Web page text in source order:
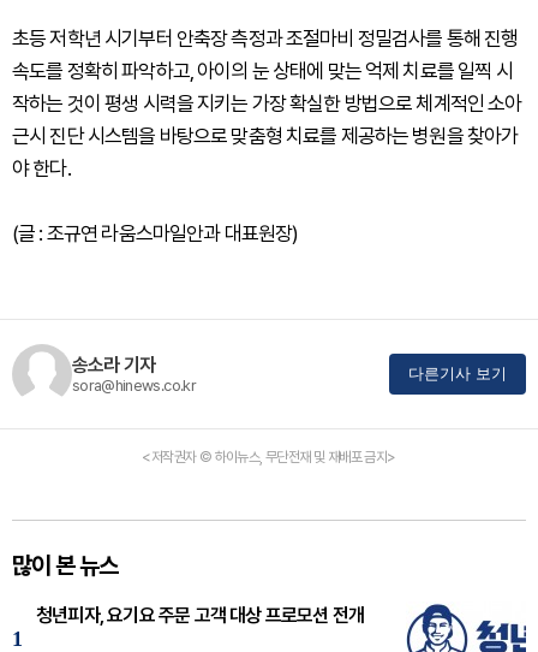
초등 저학년 시기부터 안축장 측정과 조절마비 정밀검사를 통해 진행
속도를 정확히 파악하고, 아이의 눈 상태에 맞는 억제 치료를 일찍 시
작하는 것이 평생 시력을 지키는 가장 확실한 방법으로 체계적인 소아
근시 진단 시스템을 바탕으로 맞춤형 치료를 제공하는 병원을 찾아가
야 한다.
(글 : 조규연 라움스마일안과 대표원장)
송소라 기자
sora@hinews.co.kr
다른기사 보기
<저작권자 © 하이뉴스, 무단전재 및 재배포 금지>
많이 본 뉴스
1
청년피자, 요기요 주문 고객 대상 프로모션 전개